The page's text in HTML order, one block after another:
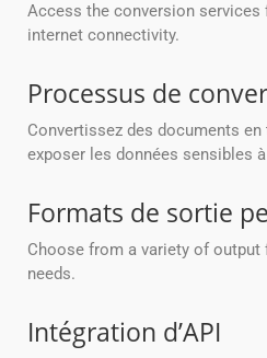
Access the conversion services
internet connectivity.
Processus de
Convertissez des documents
exposer les données sensibles
Formats de sortie
Choose from a variety of
needs.
Intégration d’API